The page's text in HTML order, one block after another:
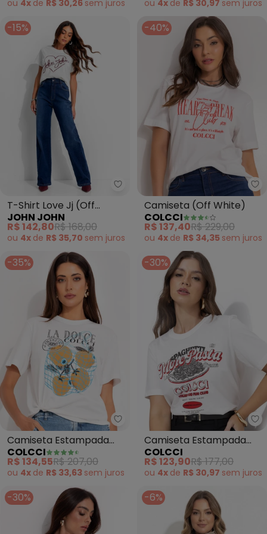
ou 4x de R$ 30,26 sem juros ou 4x de R$ 30,97 sem juros
-15%
John John - T-Shirt Love Jj
T-Shirt Love Jj (Off
White)
JOHN JOHN
R$ 142,80R$ 168,00
ou 4x de R$ 35,70 sem juros
-40%
Camiseta (Off White)
COLCCI
R$ 137,40R$ 229,00
ou 4x de R$ 34,35 sem juros
-35%
Colcci - Camiseta Estampada
Camiseta Estampada
(Off White)
COLCCI
R$ 134,55R$ 207,00
ou 4x de R$ 33,63 sem juros
-30%
Camiseta Estampada
(Off White)
COLCCI
R$ 123,90R$ 177,00
ou 4x de R$ 30,97 sem juros
-30% -6%